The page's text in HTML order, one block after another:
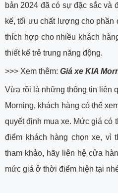
bản 2024 đã có sự đặc sắc và
kế, tối ưu chất lượng cho
thích hợp cho nhiều khách
thiết kế trẻ trung năng động.
>>> Xem thêm: Giá xe KIA
Vừa rồi là những thông tin liên
Morning, khách hàng có thể
quyết định mua xe. Mức giá có
điểm khách hàng chọn xe, vì
tham khảo, hãy liên hệ cửa
mức giá ở thời điểm hiện tại